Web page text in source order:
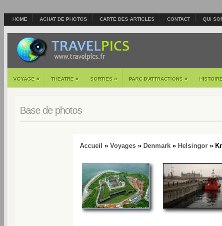
HOME ACHAT DE PHOTOS CARTE DES ARTICLES CONTACT QUI
VOYAGE » THEATRE » SORTIES » PARC D'ATTRACTIONS »
Base de photos
Accueil » Voyages » Denmark » Helsingor »